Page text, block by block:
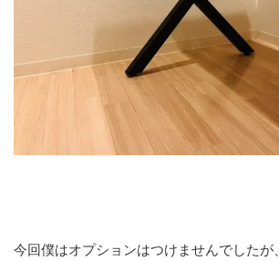
今回僕はオプションはつけませんでしたが、